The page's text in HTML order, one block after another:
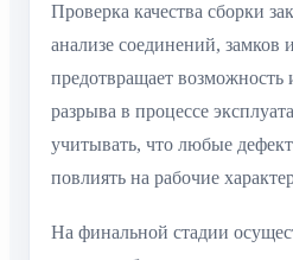
Проверка качества сборки
анализе соединений, замков
предотвращает
разрыва в процессе
учитывать, что любые
повлиять на рабочие
На финальной стадии